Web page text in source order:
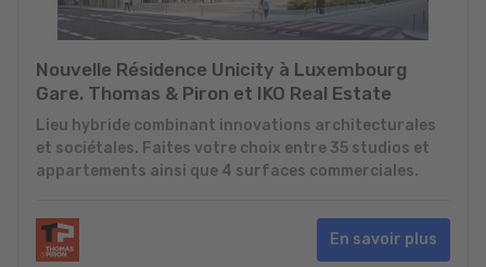
Nouvelle Résidence Unicity à Luxembourg
Gare. Thomas & Piron et IKO Real Estate
Lieu hybride combinant innovations architecturales
et sociétales. Faites votre choix entre 35 studios et
appartements ainsi que 4 surfaces commerciales.
En savoir plus